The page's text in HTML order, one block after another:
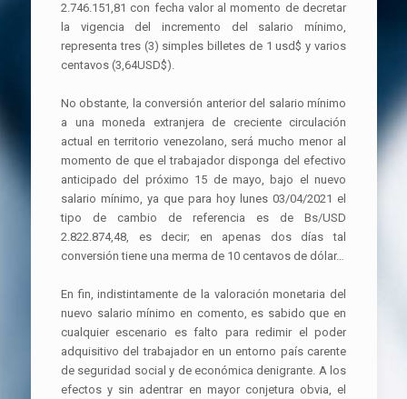
2.746.151,81 con fecha valor al momento de decretar
la vigencia del incremento del salario mínimo,
representa tres (3) simples billetes de 1 usd$ y varios
centavos (3,64USD$).
No obstante, la conversión anterior del salario mínimo
a una moneda extranjera de creciente circulación
actual en territorio venezolano, será mucho menor al
momento de que el trabajador disponga del efectivo
anticipado del próximo 15 de mayo, bajo el nuevo
salario mínimo, ya que para hoy lunes 03/04/2021 el
tipo de cambio de referencia es de Bs/USD
2.822.874,48, es decir; en apenas dos días tal
conversión tiene una merma de 10 centavos de dólar…
En fin, indistintamente de la valoración monetaria del
nuevo salario mínimo en comento, es sabido que en
cualquier escenario es falto para redimir el poder
adquisitivo del trabajador en un entorno país carente
de seguridad social y de económica denigrante. A los
efectos y sin adentrar en mayor conjetura obvia, el